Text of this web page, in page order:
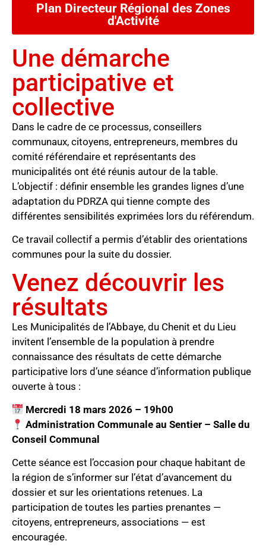
Plan Directeur Régional des Zones
d'Activité
Une démarche
participative et
collective
Dans le cadre de ce processus, conseillers
communaux, citoyens, entrepreneurs, membres du
comité référendaire et représentants des
municipalités ont été réunis autour de la table.
L’objectif : définir ensemble les grandes lignes d’une
adaptation du PDRZA qui tienne compte des
différentes sensibilités exprimées lors du référendum.
Ce travail collectif a permis d’établir des orientations
communes pour la suite du dossier.
Venez découvrir les
résultats
Les Municipalités de l’Abbaye, du Chenit et du Lieu
invitent l’ensemble de la population à prendre
connaissance des résultats de cette démarche
participative lors d’une séance d’information publique
ouverte à tous :
Mercredi 18 mars 2026 – 19h00
Administration Communale au Sentier – Salle du
Conseil Communal
Cette séance est l’occasion pour chaque habitant de
la région de s’informer sur l’état d’avancement du
dossier et sur les orientations retenues. La
participation de toutes les parties prenantes —
citoyens, entrepreneurs, associations — est
encouragée.